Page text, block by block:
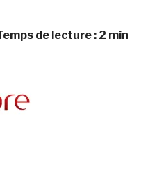
de lecture : 2 min